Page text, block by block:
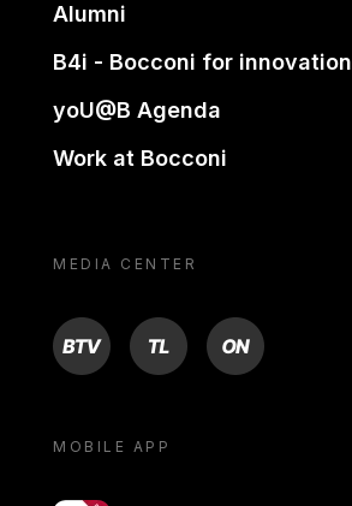
Alumni
B4i - Bocconi for innovation
yoU@B Agenda
Work at Bocconi
MEDIA CENTER
BTV TL ON
MOBILE APP